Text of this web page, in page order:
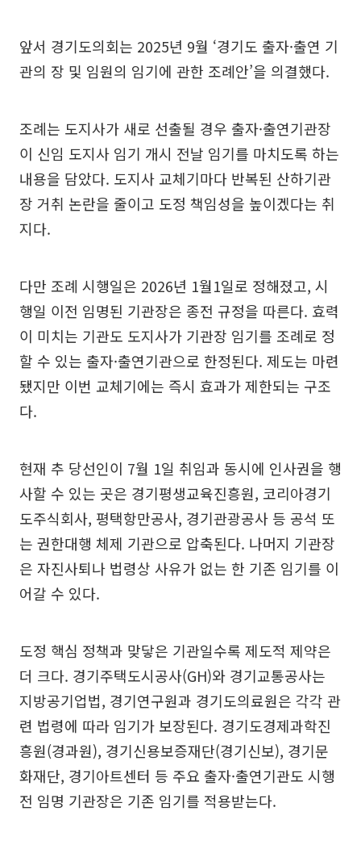
앞서 경기도의회는 2025년 9월 ‘경기도 출자·출연 기
관의 장 및 임원의 임기에 관한 조례안’을 의결했다.
조례는 도지사가 새로 선출될 경우 출자·출연기관장
이 신임 도지사 임기 개시 전날 임기를 마치도록 하는
내용을 담았다. 도지사 교체기마다 반복된 산하기관
장 거취 논란을 줄이고 도정 책임성을 높이겠다는 취
지다.
다만 조례 시행일은 2026년 1월1일로 정해졌고, 시
행일 이전 임명된 기관장은 종전 규정을 따른다. 효력
이 미치는 기관도 도지사가 기관장 임기를 조례로 정
할 수 있는 출자·출연기관으로 한정된다. 제도는 마련
됐지만 이번 교체기에는 즉시 효과가 제한되는 구조
다.
현재 추 당선인이 7월 1일 취임과 동시에 인사권을 행
사할 수 있는 곳은 경기평생교육진흥원, 코리아경기
도주식회사, 평택항만공사, 경기관광공사 등 공석 또
는 권한대행 체제 기관으로 압축된다. 나머지 기관장
은 자진사퇴나 법령상 사유가 없는 한 기존 임기를 이
어갈 수 있다.
도정 핵심 정책과 맞닿은 기관일수록 제도적 제약은
더 크다. 경기주택도시공사(GH)와 경기교통공사는
지방공기업법, 경기연구원과 경기도의료원은 각각 관
련 법령에 따라 임기가 보장된다. 경기도경제과학진
흥원(경과원), 경기신용보증재단(경기신보), 경기문
화재단, 경기아트센터 등 주요 출자·출연기관도 시행
전 임명 기관장은 기존 임기를 적용받는다.